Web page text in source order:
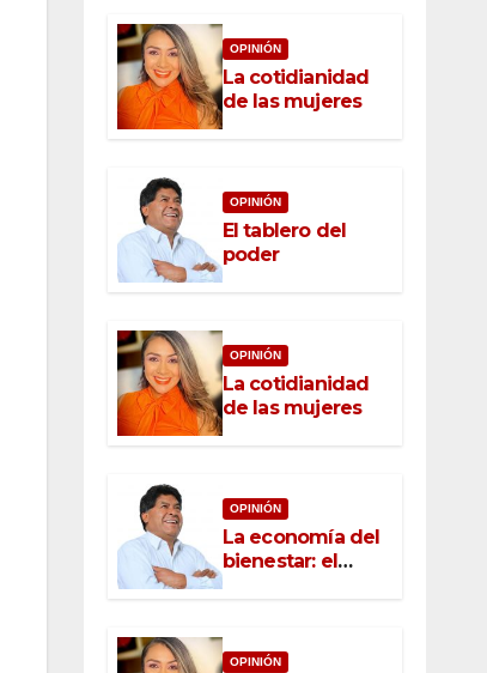
OPINIÓN
La cotidianidad
de las mujeres
OPINIÓN
El tablero del
poder
OPINIÓN
La cotidianidad
de las mujeres
OPINIÓN
La economía del
bienestar: el
nuevo rostro del
OPINIÓN